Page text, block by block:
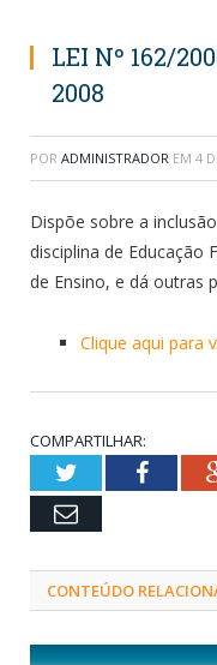
LEI Nº 162/
2008
POR ADMINISTRADOR EM 4
Dispõe sobre a
disciplina de Educação
de Ensino, e dá outras
Clique aqui para
COMPARTILHAR:
Twitter
Email
CONTEÚDO